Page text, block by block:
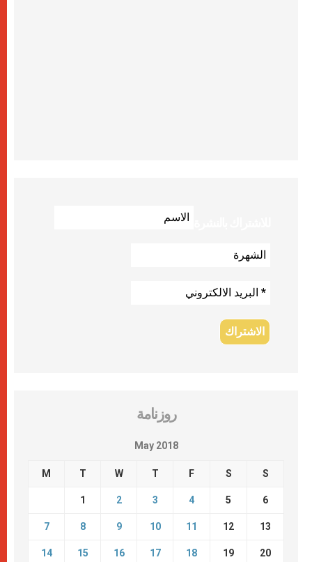
روزنامة
May 2018
M T W T F S S
1 2 3 4 5 6
7 8 9 10 11 12 13
14 15 16 17 18 19 20